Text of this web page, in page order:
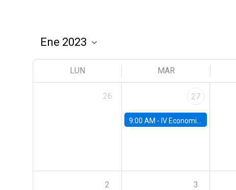
LUN MAR
26 27
9:00 AM - IV Economics Alumni Workshop
2 3